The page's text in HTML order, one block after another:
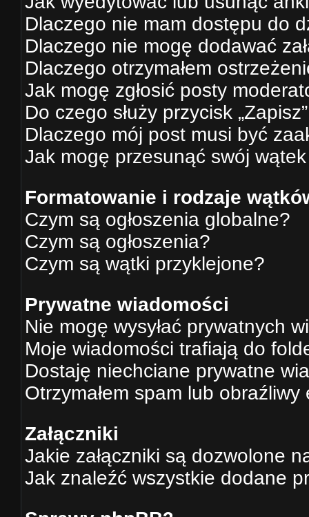
Dlaczego nie mam dostępu do
Dlaczego nie mogę dodawać
Dlaczego otrzymałem
Jak mogę zgłosić posty
Do czego służy przycisk
Dlaczego mój post musi być
Jak mogę przesunąć swój
Formatowanie i rodzaje
Czym są ogłoszenia globalne?
Czym są ogłoszenia?
Czym są wątki przyklejone?
Prywatne wiadomości
Nie mogę wysyłać prywatnych
Moje wiadomości trafiają do
Dostaję niechciane prywatne
Otrzymałem spam lub
Załączniki
Jakie załączniki są dozwolone
Jak znaleźć wszystkie dodane